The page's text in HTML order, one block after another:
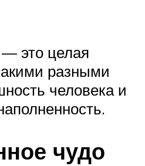
это целая
разными
человека и
чудо